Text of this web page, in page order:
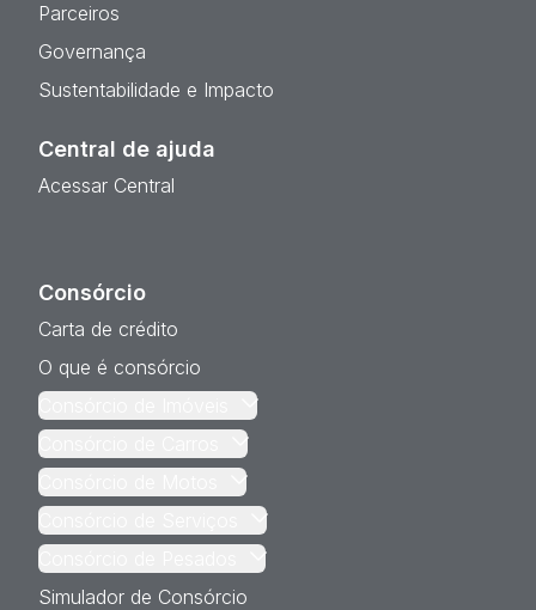
Parceiros
Governança
Sustentabilidade e Impacto
Central de ajuda
Acessar Central
Consórcio
Carta de crédito
O que é consórcio
Simulador de Consórcio